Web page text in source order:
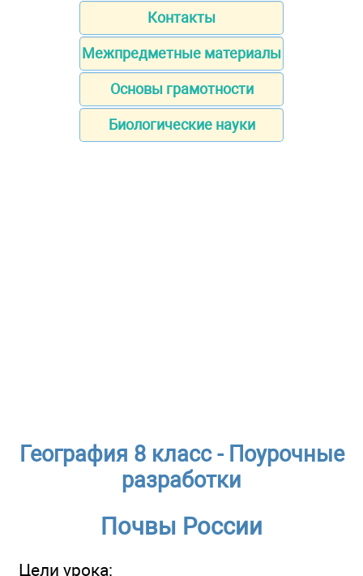
Контакты
Межпредметные материалы
Основы грамотности
Биологические науки
География 8 класс - Поурочные
разработки
Почвы России
Цели урока: